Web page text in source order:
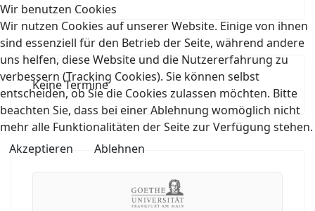
Keine Termine
Wir benutzen Cookies
Wir nutzen Cookies auf unserer Website. Einige von ihnen
sind essenziell für den Betrieb der Seite, während andere
uns helfen, diese Website und die Nutzererfahrung zu
verbessern (Tracking Cookies). Sie können selbst
entscheiden, ob Sie die Cookies zulassen möchten. Bitte
beachten Sie, dass bei einer Ablehnung womöglich nicht
mehr alle Funktionalitäten der Seite zur Verfügung stehen.
Akzeptieren
Ablehnen